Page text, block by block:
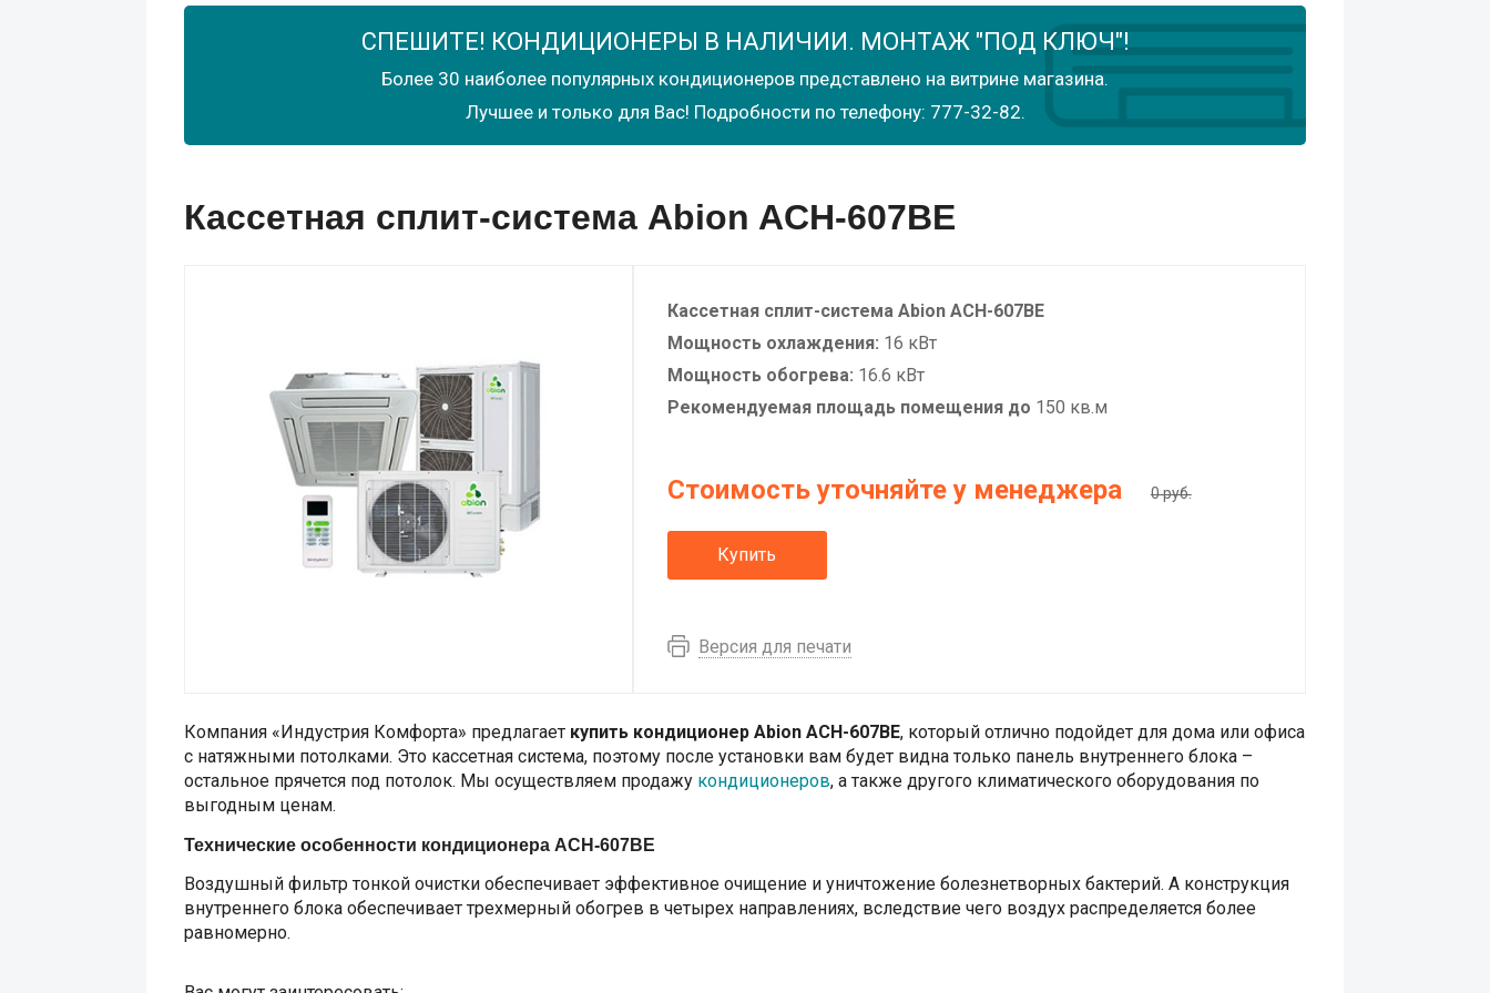
СПЕШИТЕ! КОНДИЦИОНЕРЫ В НАЛИЧИИ. МОНТАЖ "ПОД КЛЮЧ"!
Более 30 наиболее популярных кондиционеров представлено на витрине магазина.
Лучшее и только для Вас! Подробности по телефону: 777-32-82.
Кассетная сплит-система Abion ACH-607BE
Кассетная сплит-система AbionACH-607BE
Мощность охлаждения: 16 кВт
Мощность обогрева: 16.6 кВт
Рекомендуемая площадь помещения до 150 кв.м
Стоимость уточняйте у менеджера 0 руб.
Купить
Версия для печати
Компания «Индустрия Комфорта» предлагает купить кондиционер Abion ACH-607BE, который отлично подойдет для дома или офиса
с натяжными потолками. Это кассетная система, поэтому после установки вам будет видна только панель внутреннего блока –
остальное прячется под потолок. Мы осуществляем продажу кондиционеров, а также другого климатического оборудования по
выгодным ценам.
Технические особенности кондиционера ACH-607BE
Воздушный фильтр тонкой очистки обеспечивает эффективное очищение и уничтожение болезнетворных бактерий. А конструкция
внутреннего блока обеспечивает трехмерный обогрев в четырех направлениях, вследствие чего воздух распределяется более
равномерно.